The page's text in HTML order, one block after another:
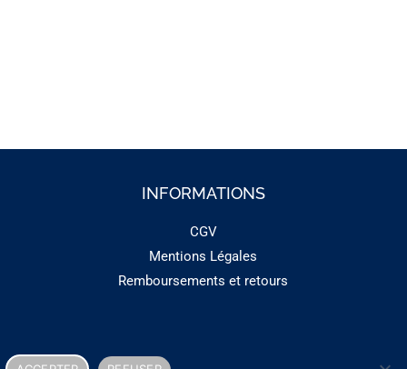
INFORMATIONS
CGV
Mentions Légales
Remboursements et retours